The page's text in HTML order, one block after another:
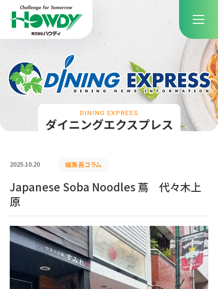
ダイニングエクスプレス
DINING EXPRESS
2025.10.20 編集長コラム
Japanese Soba Noodles 蔦 代々木上
原